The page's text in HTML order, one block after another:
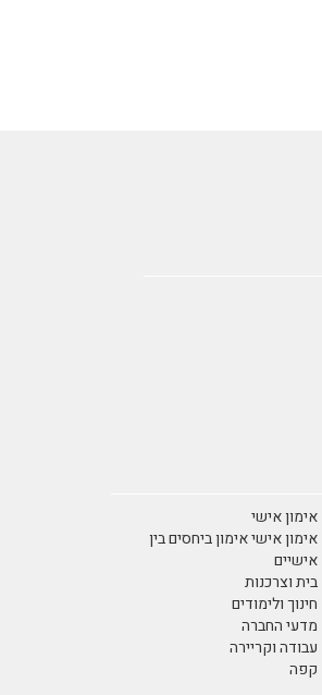
אימון אישי
אימון אישי אימון ביחסים בין
אישיים
בית וצרכנות
חינוך ולימודים
מדעי החברה
עבודה וקריירה
קפה